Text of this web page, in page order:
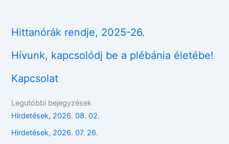
Hittanórák rendje, 2025-26.
Hívunk, kapcsolódj be a plébánia életébe!
Kapcsolat
Legutóbbi bejegyzések
Hirdetések, 2026. 08. 02.
Hirdetések, 2026. 07. 26.